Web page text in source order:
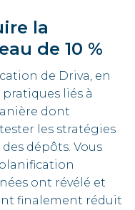
la
de 10 %
de Driva, en
liés à
dont
les stratégies
dépôts. Vous
ont révélé et
finalement réduit